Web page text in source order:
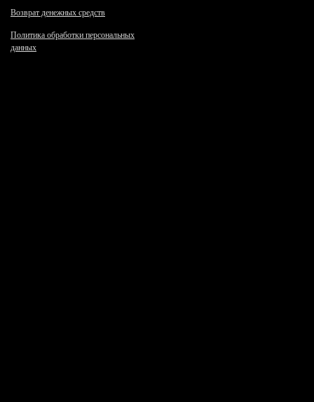
Возврат денежных средств
Политика обработки персональных
данных